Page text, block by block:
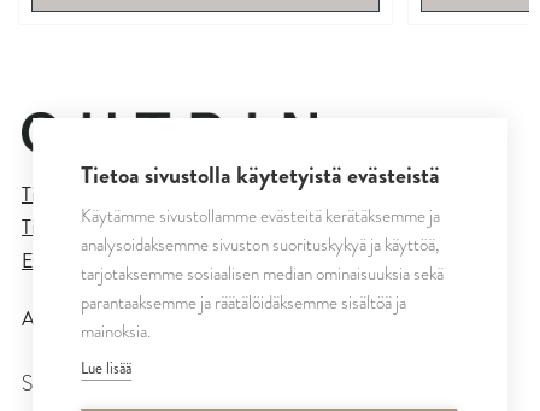
Tietosuojaseloste
Tilaus- ja toimitusehdot
Evästeasetukset
All rights reserved © CUTRIN
SEURAA MEITÄ
Tietoa sivustolla käytetyistä evästeistä
Käytämme sivustollamme evästeitä kerätäksemme ja
analysoidaksemme sivuston suorituskykyä ja käyttöä,
tarjotaksemme sosiaalisen median ominaisuuksia sekä
parantaaksemme ja räätälöidäksemme sisältöä ja
mainoksia.
Lue lisää